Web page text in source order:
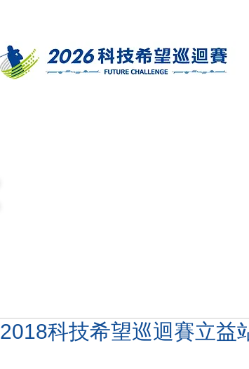
2018科技希望巡迴賽立益